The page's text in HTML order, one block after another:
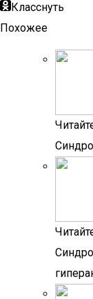
Класснуть
Похожее